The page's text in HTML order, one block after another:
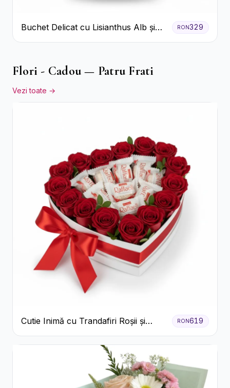
Buchet Delicat cu Lisianthus Alb și
Roz
RON329
Flori - Cadou — Patru Frati
Vezi toate →
Cutie Inimă cu Trandafiri Roșii și
Bomboane Raffaello
RON619